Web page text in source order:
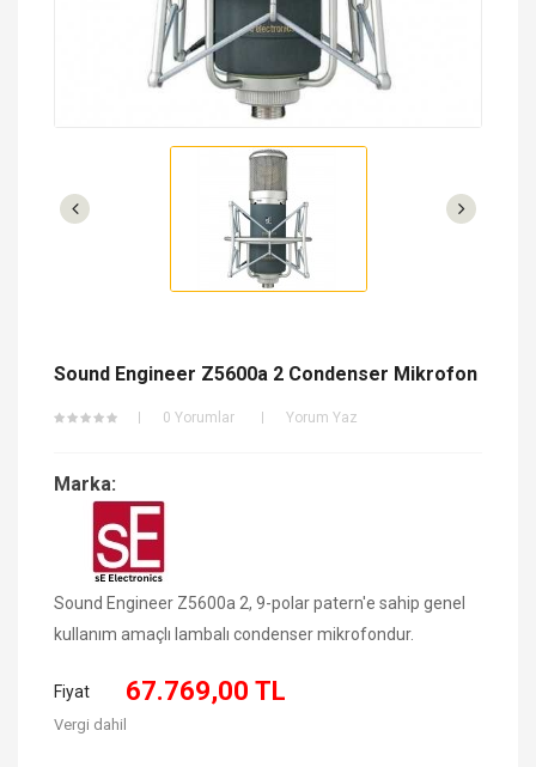
Sound Engineer Z5600a 2 Condenser Mikrofon
0 Yorumlar Yorum Yaz
Marka:
Sound Engineer Z5600a 2, 9-polar patern'e sahip genel
kullanım amaçlı lambalı condenser mikrofondur.
Fiyat 67.769,00 TL
Vergi dahil